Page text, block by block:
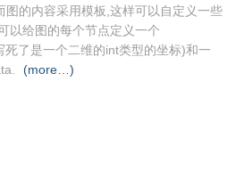
图的内容采用模板,这样可以自定义一些
以给图的每个节点定义一个
了是一个二维的int类型的坐标)和一
(more…)